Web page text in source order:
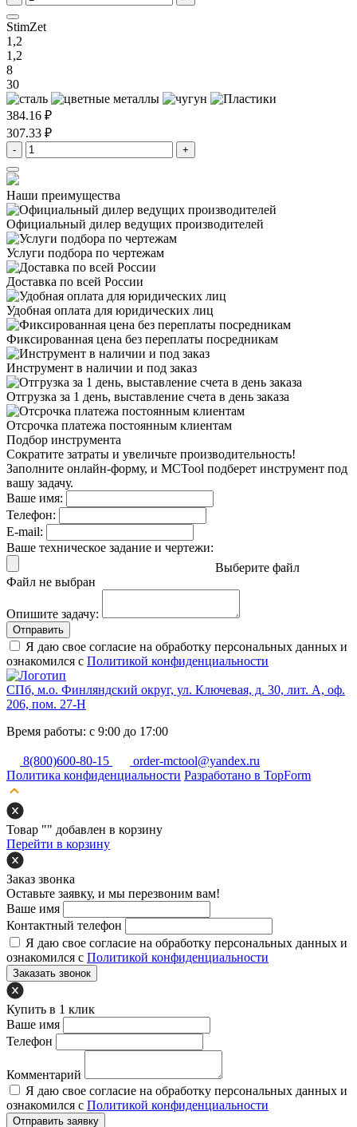
StimZet
1,2
1,2
8
30
384.16 ₽
307.33 ₽
- +
Наши преимущества
Официальный дилер ведущих производителей
Услуги подбора по чертежам
Доставка по всей России
Удобная оплата для юридических лиц
Фиксированная цена без переплаты посредникам
Инструмент в наличии и под заказ
Отгрузка за 1 день, выставление счета в день заказа
Отсрочка платежа постоянным клиентам
Подбор инструмента
Сократите затраты и увеличьте производительность!
Заполните онлайн-форму, и MCTool подберет инструмент под
вашу задачу.
Ваше имя:
Телефон:
E-mail:
Ваше техническое задание и чертежи:
Выберите файл
Файл не выбран
Опишите задачу:
Отправить
Я даю свое согласие на обработку персональных данных и
ознакомился с Политикой конфиденциальности
СПб, м.о. Финляндский округ, ул. Ключевая, д. 30, лит. А, оф.
206, пом. 27-Н
Время работы: с 9:00 до 17:00
8(800)600-80-15
order-mctool@yandex.ru
Политика конфиденциальности Разработано в TopForm
Товар "" добавлен в корзину
Перейти в корзину
Заказ звонка
Оставьте заявку, и мы перезвоним вам!
Ваше имя
Контактный телефон
Я даю свое согласие на обработку персональных данных и
ознакомился с Политикой конфиденциальности
Заказать звонок
Купить в 1 клик
Ваше имя
Телефон
Комментарий
Я даю свое согласие на обработку персональных данных и
ознакомился с Политикой конфиденциальности
Отправить заявку